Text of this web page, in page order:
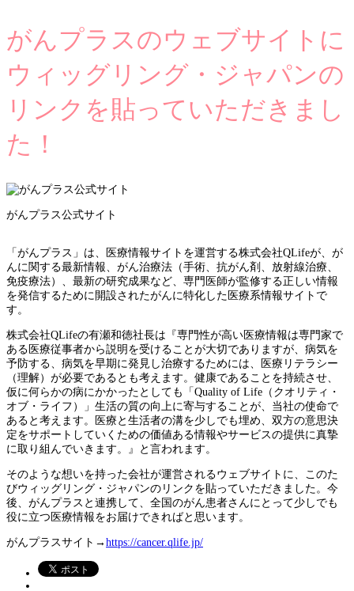
がんプラスのウェブサイトに
ウィッグリング・ジャパンの
リンクを貼っていただきまし
た！
がんプラス公式サイト
「がんプラス」は、医療情報サイトを運営する株式会社QLifeが、が
んに関する最新情報、がん治療法（手術、抗がん剤、放射線治療、
免疫療法）、最新の研究成果など、専門医師が監修する正しい情報
を発信するために開設されたがんに特化した医療系情報サイトで
す。
株式会社QLifeの有瀬和徳社長は『専門性が高い医療情報は専門家で
ある医療従事者から説明を受けることが大切でありますが、病気を
予防する、病気を早期に発見し治療するためには、医療リテラシー
（理解）が必要であるとも考えます。健康であることを持続させ、
仮に何らかの病にかかったとしても「Quality of Life（クオリティ・
オブ・ライフ）」生活の質の向上に寄与することが、当社の使命で
あると考えます。医療と生活者の溝を少しでも埋め、双方の意思決
定をサポートしていくための価値ある情報やサービスの提供に真摯
に取り組んでいきます。』と言われます。
そのような想いを持った会社が運営されるウェブサイトに、このた
びウィッグリング・ジャパンのリンクを貼っていただきました。今
後、がんプラスと連携して、全国のがん患者さんにとって少しでも
役に立つ医療情報をお届けできればと思います。
がんプラスサイト→ https://cancer.qlife.jp/